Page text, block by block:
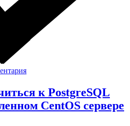
к PostgreSQL
CentOS сервере